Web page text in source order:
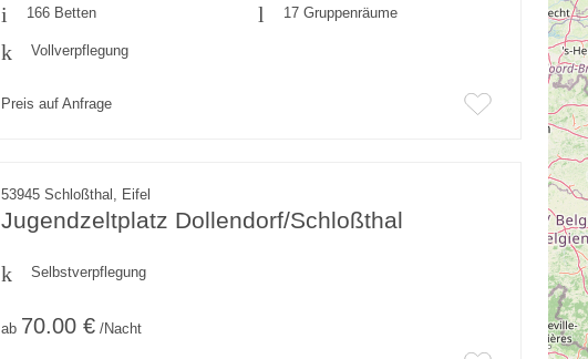
166 Betten 17 Gruppenräume
Vollverpflegung
Preis auf Anfrage
53945 Schloßthal, Eifel
Jugendzeltplatz Dollendorf/Schloßthal
Selbstverpflegung
ab 70.00 € /Nacht